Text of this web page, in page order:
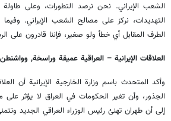
الشعب الإيراني. نحن نرصد التطورات، وعلى
التهديدات، نركز على مصالح الشعب الإيراني. وفيما
الطرف المقابل أي خطأ ولو صغير، فإننا قادرون على
العلاقات الإيرانية – العراقية عميقة وراسخة,
وأكد المتحدث باسم وزارة الخارجية الإيرانية أن
الجذور، وأن تغير الحكومات في العراق لا يؤثر على
إلى أن طهران تهنئ رئيس الوزراء العراقي الجديد